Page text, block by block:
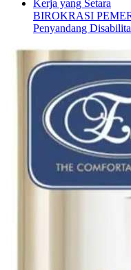
BIROKRASI
Penyandang